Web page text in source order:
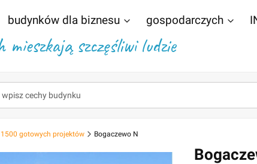
budynków dla biznesu gospodarczych
szczęśliwi ludzie
gotowych projektów Bogaczewo N